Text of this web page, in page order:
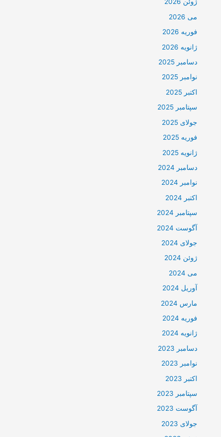
ژوئن 2026
می 2026
فوریه 2026
ژانویه 2026
دسامبر 2025
نوامبر 2025
اکتبر 2025
سپتامبر 2025
جولای 2025
فوریه 2025
ژانویه 2025
دسامبر 2024
نوامبر 2024
اکتبر 2024
سپتامبر 2024
آگوست 2024
جولای 2024
ژوئن 2024
می 2024
آوریل 2024
مارس 2024
فوریه 2024
ژانویه 2024
دسامبر 2023
نوامبر 2023
اکتبر 2023
سپتامبر 2023
آگوست 2023
جولای 2023